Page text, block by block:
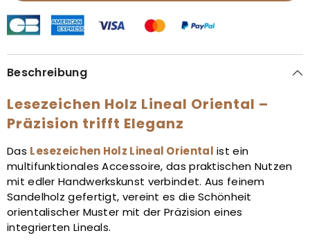
Beschreibung
Lesezeichen Holz Lineal Oriental –
Präzision trifft Eleganz
Das Lesezeichen Holz Lineal Oriental ist ein
multifunktionales Accessoire, das praktischen Nutzen
mit edler Handwerkskunst verbindet. Aus feinem
Sandelholz gefertigt, vereint es die Schönheit
orientalischer Muster mit der Präzision eines
integrierten Lineals.